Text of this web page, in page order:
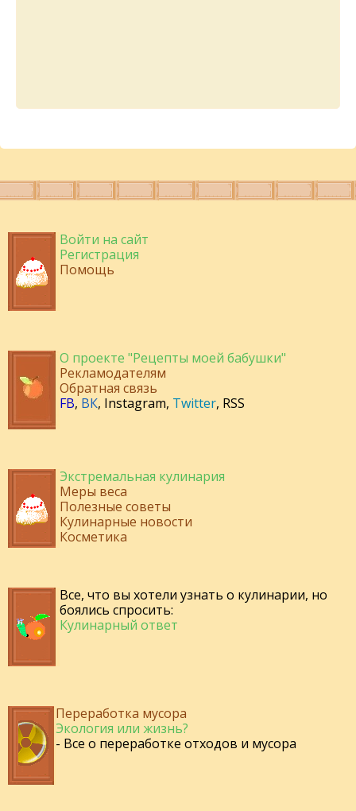
Войти на сайт
Регистрация
Помощь
О проекте "Рецепты моей бабушки"
Рекламодателям
Обратная связь
FB, ВК, Instagram, Twitter, RSS
Экстремальная кулинария
Меры веса
Полезные советы
Кулинарные новости
Косметика
Все, что вы хотели узнать о кулинарии, но
боялись спросить:
Кулинарный ответ
Переработка мусора
Экология или жизнь?
- Все о переработке отходов и мусора